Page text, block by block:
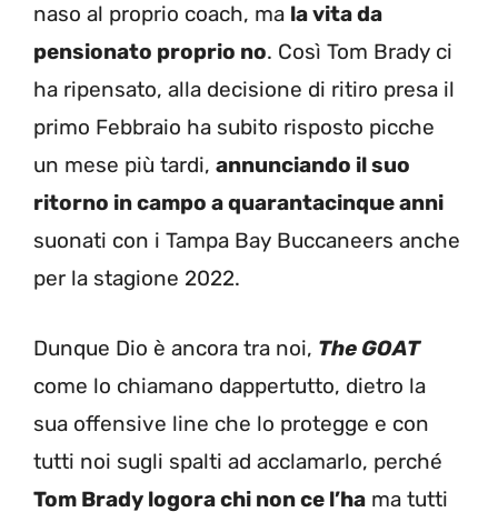
naso al proprio coach, ma la vita da
pensionato proprio no. Così Tom Brady ci
ha ripensato, alla decisione di ritiro presa il
primo Febbraio ha subito risposto picche
un mese più tardi, annunciando il suo
ritorno in campo a quarantacinque anni
suonati con i Tampa Bay Buccaneers anche
per la stagione 2022.
Dunque Dio è ancora tra noi, The GOAT
come lo chiamano dappertutto, dietro la
sua offensive line che lo protegge e con
tutti noi sugli spalti ad acclamarlo, perché
Tom Brady logora chi non ce l’ha ma tutti